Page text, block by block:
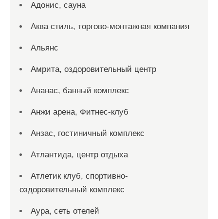
Адонис, сауна
Аква стиль, торгово-монтажная компания
Альянс
Амрита, оздоровительный центр
Ананас, банный комплекс
Анжи арена, Фитнес-клуб
Анзас, гостиничный комплекс
Атлантида, центр отдыха
Атлетик клуб, спортивно-
оздоровительный комплекс
Аура, сеть отелей